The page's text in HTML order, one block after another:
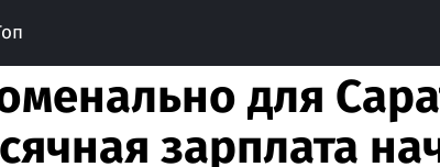
для
зарплата